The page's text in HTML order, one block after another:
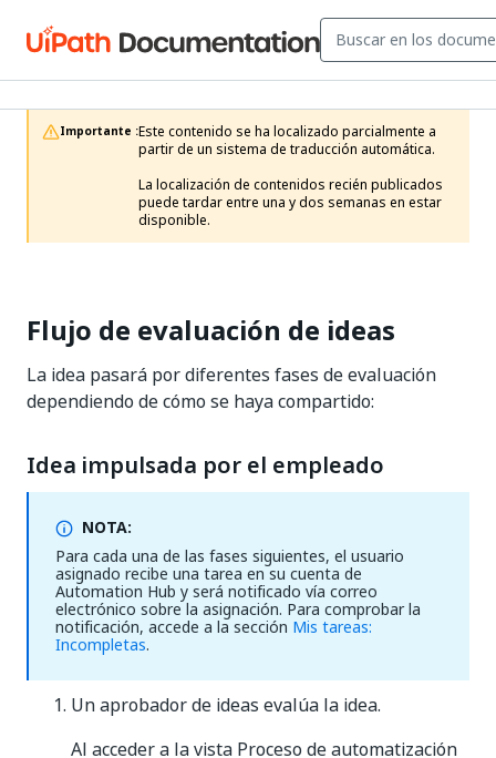
Importante :Este contenido se ha localizado parcialmente a
partir de un sistema de traducción automática.
La localización de contenidos recién publicados
puede tardar entre una y dos semanas en estar
disponible.
Flujo de evaluación de ideas
La idea pasará por diferentes fases de evaluación
dependiendo de cómo se haya compartido:
Idea impulsada por el empleado
NOTA:
Para cada una de las fases siguientes, el usuario
asignado recibe una tarea en su cuenta de
Automation Hub y será notificado vía correo
electrónico sobre la asignación. Para comprobar la
notificación, accede a la sección Mis tareas:
Incompletas.
Un aprobador de ideas evalúa la idea.
Al acceder a la vista Proceso de automatización